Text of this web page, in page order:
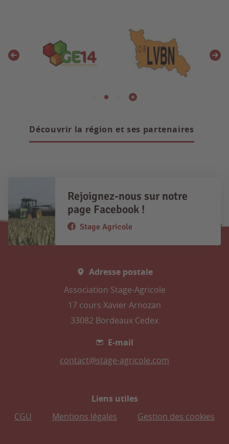
Découvrir la région et ses partenaires
Rejoignez-nous sur notre
page Facebook !
Stage Agricole
Adresse postale
Association Stage-Agricole
17 cours Xavier Arnozan
33082 Bordeaux Cedex
E-mail
contact@stage-agricole.com
Liens utiles
CGU
Mentions légales Gestion des cookies